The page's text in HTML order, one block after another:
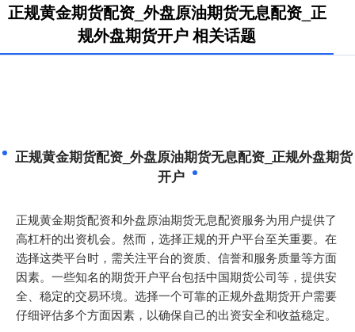
正规黄金期货配资_外盘原油期货无息配资_正
规外盘期货开户 相关话题
正规黄金期货配资_外盘原油期货无息配资_正规外盘期货
开户
正规黄金期货配资和外盘原油期货无息配资服务为用户提供了
高杠杆的出资机会。然而，选择正规的开户平台至关重要。在
选择这类平台时，需关注平台的资质、信誉和服务质量等方面
因素。一些知名的期货开户平台包括中国期货公司等，提供安
全、稳定的交易环境。选择一个可靠的正规外盘期货开户需要
仔细评估多个方面因素，以确保自己的出资安全和收益稳定。